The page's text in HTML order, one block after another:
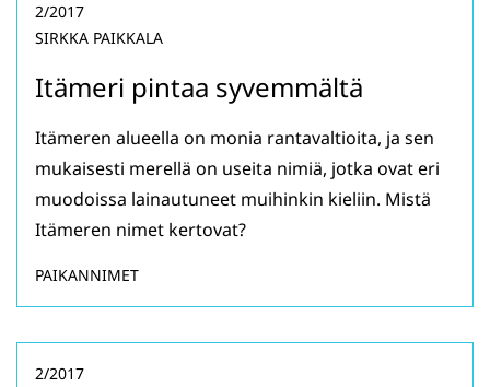
Itämeri pintaa syvemmältä
2/2017
SIRKKA PAIKKALA
Itämeren alueella on monia rantavaltioita, ja sen
mukaisesti merellä on useita nimiä, jotka ovat eri
muodoissa lainautuneet muihinkin kieliin. Mistä
Itämeren nimet kertovat?
PAIKANNIMET
2/2017